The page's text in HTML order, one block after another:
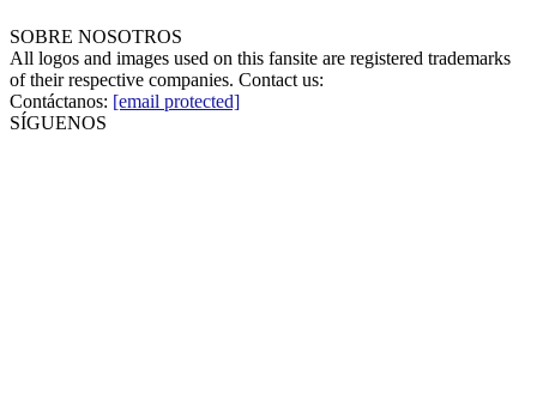
SOBRE NOSOTROS
All logos and images used on this fansite are registered trademarks
of their respective companies. Contact us:
Contáctanos: [email protected]
SÍGUENOS